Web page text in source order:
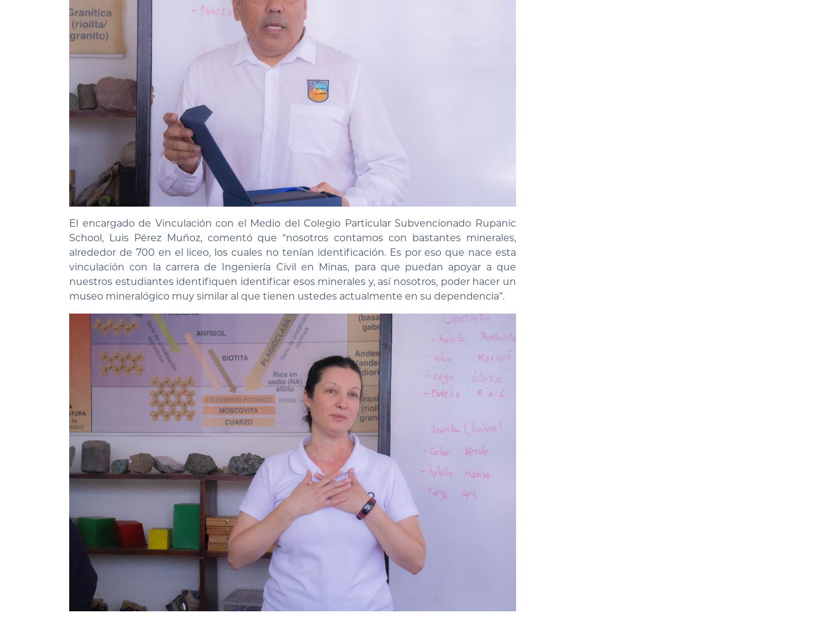
El encargado de Vinculación con el Medio del Colegio Particular Subvencionado Rupanic
School, Luis Pérez Muñoz, comentó que “nosotros contamos con bastantes minerales,
alrededor de 700 en el liceo, los cuales no tenían identificación. Es por eso que nace esta
vinculación con la carrera de Ingeniería Civil en Minas, para que puedan apoyar a que
nuestros estudiantes identifiquen identificar esos minerales y, así nosotros, poder hacer un
museo mineralógico muy similar al que tienen ustedes actualmente en su dependencia”.